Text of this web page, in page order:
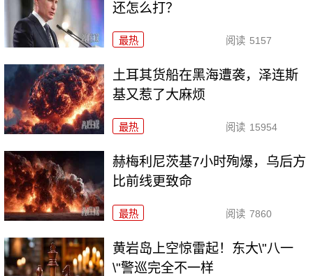
还怎么打？
最热 阅读 5157
土耳其货船在黑海遭袭，泽连斯
基又惹了大麻烦
最热 阅读 15954
赫梅利尼茨基7小时殉爆，乌后方
比前线更致命
最热 阅读 7860
黄岩岛上空惊雷起！东大\"八一
\"警巡完全不一样